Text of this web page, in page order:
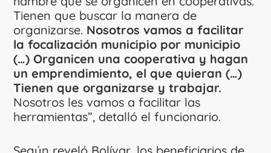
Tienen que buscar la manera de
organizarse. Nosotros vamos a facilitar
la focalización municipio por municipio
(…) Organicen una cooperativa y hagan
un emprendimiento, el que quieran (…)
Tienen que organizarse y trabajar.
Nosotros les vamos a facilitar las
herramientas”, detalló el funcionario.